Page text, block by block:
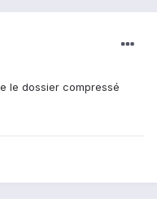
le dossier compressé